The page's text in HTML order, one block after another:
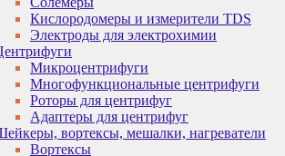
Кислородомеры и измерители TDS
Электроды для электрохимии
Микроцентрифуги
Многофункциональные центрифуги
Роторы для центрифуг
Адаптеры для центрифуг
вортексы, мешалки, нагреватели
Вортексы